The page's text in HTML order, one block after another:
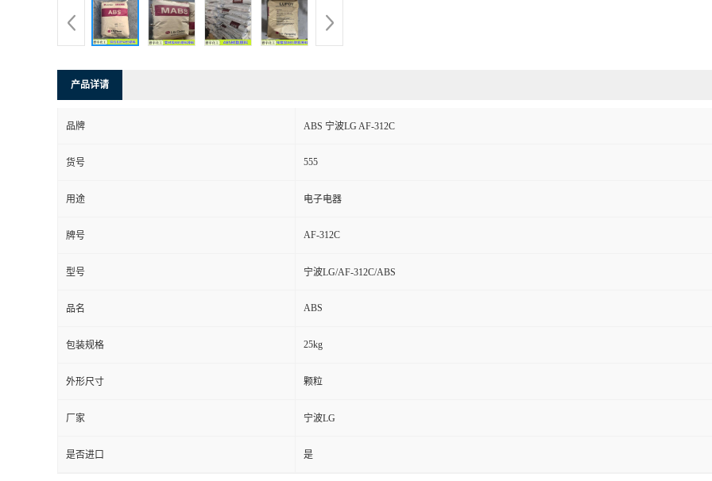
产品详请
品牌 ABS 宁波LG AF-312C
货号 555
用途 电子电器
牌号 AF-312C
型号 宁波LG/AF-312C/ABS
品名 ABS
包装规格 25kg
外形尺寸 颗粒
厂家 宁波LG
是否进口 是